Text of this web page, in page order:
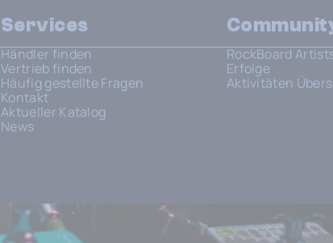
Services
Händler finden
Vertrieb finden
Häufig gestellte Fragen
Kontakt
Aktueller Katalog
News
RockBoard
Erfolge
Aktivitäten